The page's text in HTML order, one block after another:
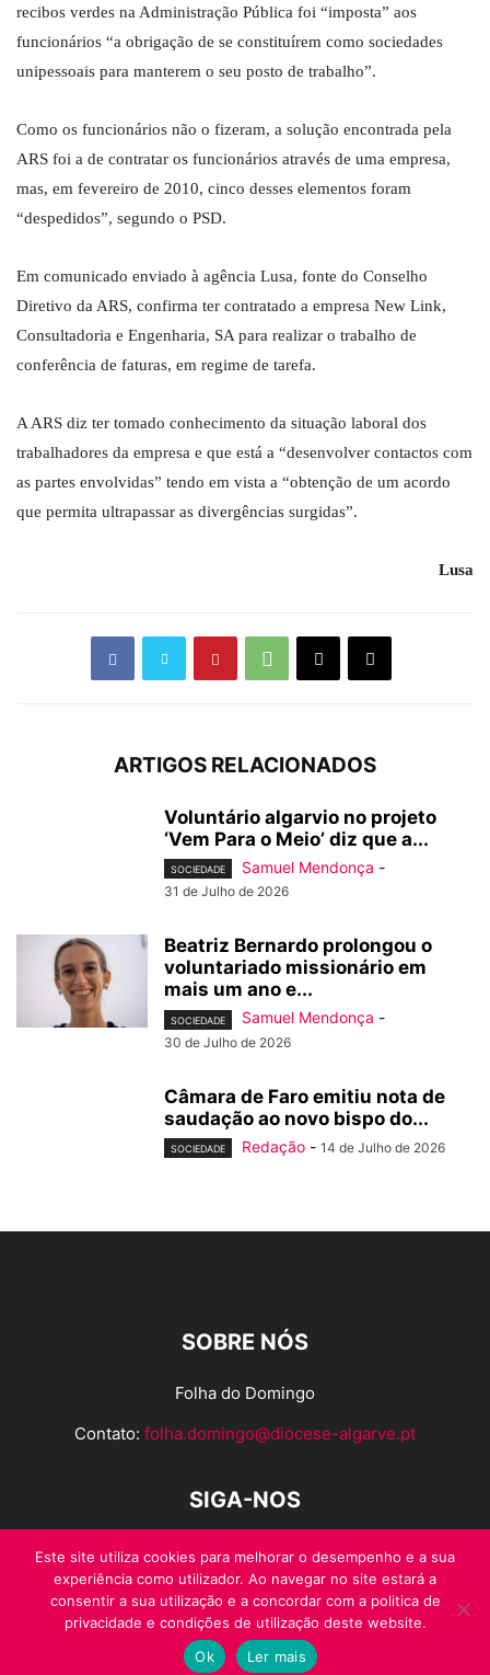
recibos verdes na Administração Pública foi “imposta” aos
funcionários “a obrigação de se constituírem como sociedades
unipessoais para manterem o seu posto de trabalho”.
Como os funcionários não o fizeram, a solução encontrada pela
ARS foi a de contratar os funcionários através de uma empresa,
mas, em fevereiro de 2010, cinco desses elementos foram
“despedidos”, segundo o PSD.
Em comunicado enviado à agência Lusa, fonte do Conselho
Diretivo da ARS, confirma ter contratado a empresa New Link,
Consultadoria e Engenharia, SA para realizar o trabalho de
conferência de faturas, em regime de tarefa.
A ARS diz ter tomado conhecimento da situação laboral dos
trabalhadores da empresa e que está a “desenvolver contactos com
as partes envolvidas” tendo em vista a “obtenção de um acordo
que permita ultrapassar as divergências surgidas”.
Lusa
ARTIGOS RELACIONADOS
Voluntário algarvio no projeto
‘Vem Para o Meio’ diz que a...
SOCIEDADE Samuel Mendonça -
31 de Julho de 2026
Beatriz Bernardo prolongou o
voluntariado missionário em
mais um ano e...
SOCIEDADE Samuel Mendonça -
30 de Julho de 2026
Câmara de Faro emitiu nota de
saudação ao novo bispo do...
SOCIEDADE Redação - 14 de Julho de 2026
SOBRE NÓS
Folha do Domingo
Contato: folha.domingo@diocese-algarve.pt
SIGA-NOS
© Folha do Domingo 2026, todos os direitos reservados.
Este site utiliza cookies para melhorar o desempenho e a sua
experiência como utilizador. Ao navegar no site estará a
consentir a sua utilização e a concordar com a politica de
privacidade e condições de utilização deste website.
Ok
Ler mais